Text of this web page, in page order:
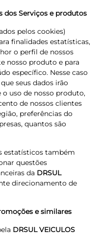
dos Serviços e produtos
pelos cookies)
finalidades estatísticas,
o perfil de nossos
nosso produto e para
específico. Nesse caso
seus dados irão
uso de nosso produto,
de nossos clientes
preferências do
quantos são
estatísticos também
questões
da DRSUL
direcionamento de
e similares
DRSUL VEICULOS